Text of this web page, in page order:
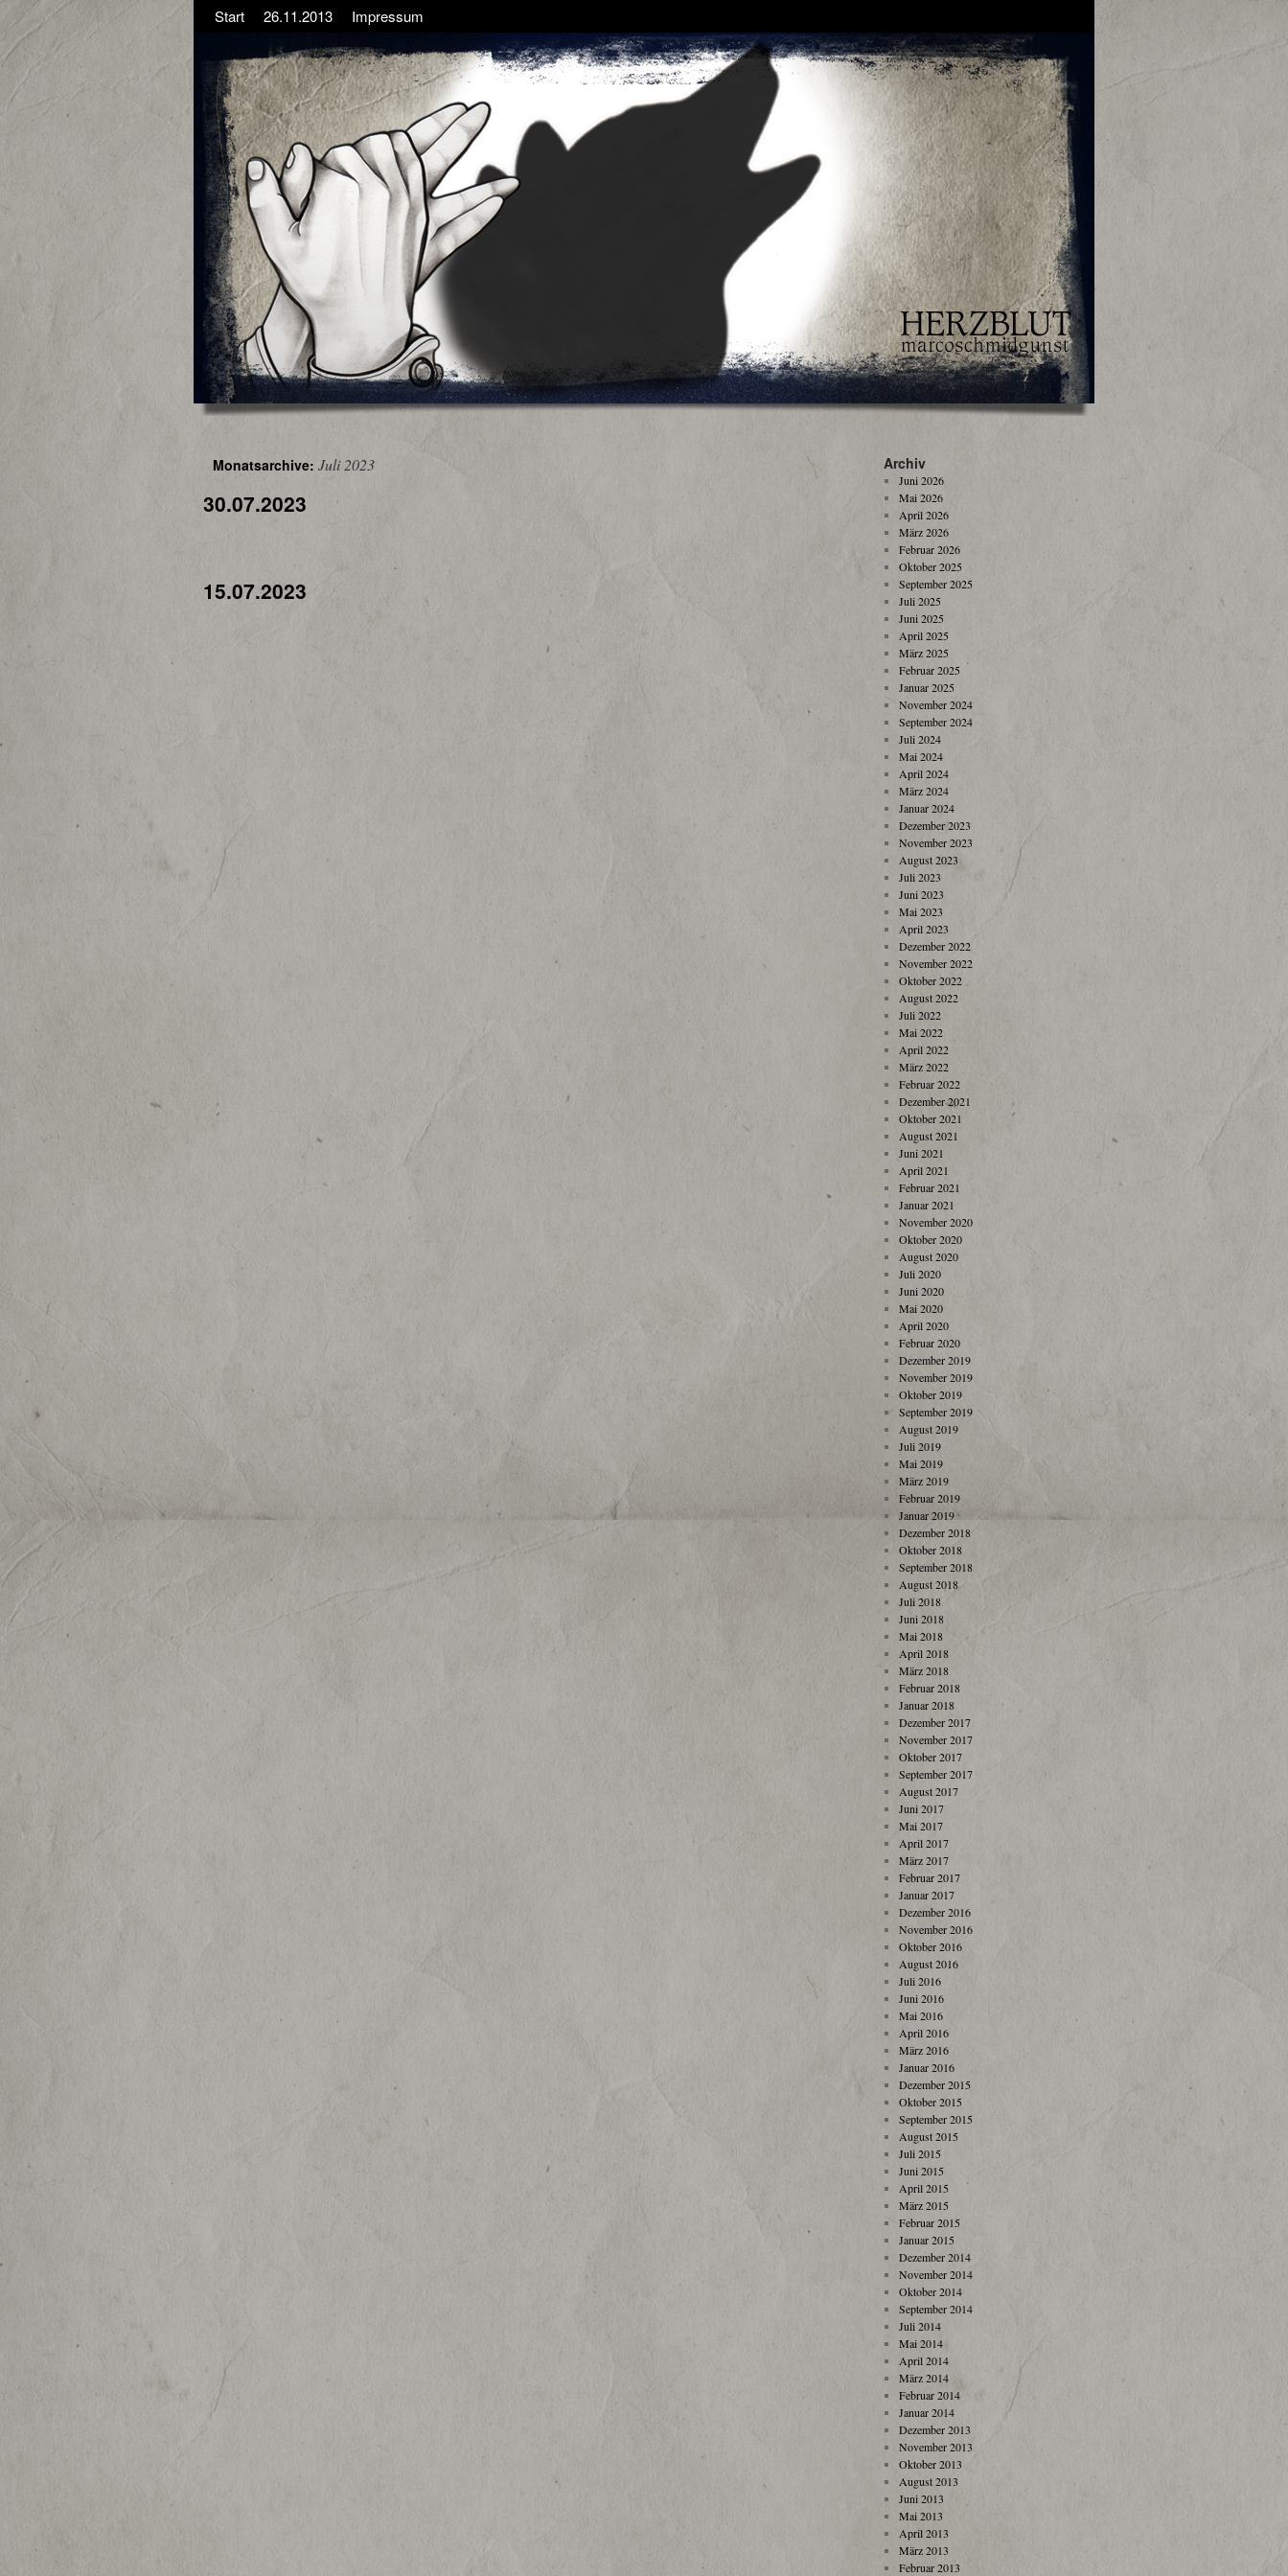
Start 26.11.2013 Impressum
Monatsarchive: Juli 2023
30.07.2023
15.07.2023
Archiv
Juni 2026
Mai 2026
April 2026
März 2026
Februar 2026
Oktober 2025
September 2025
Juli 2025
Juni 2025
April 2025
März 2025
Februar 2025
Januar 2025
November 2024
September 2024
Juli 2024
Mai 2024
April 2024
März 2024
Januar 2024
Dezember 2023
November 2023
August 2023
Juli 2023
Juni 2023
Mai 2023
April 2023
Dezember 2022
November 2022
Oktober 2022
August 2022
Juli 2022
Mai 2022
April 2022
März 2022
Februar 2022
Dezember 2021
Oktober 2021
August 2021
Juni 2021
April 2021
Februar 2021
Januar 2021
November 2020
Oktober 2020
August 2020
Juli 2020
Juni 2020
Mai 2020
April 2020
Februar 2020
Dezember 2019
November 2019
Oktober 2019
September 2019
August 2019
Juli 2019
Mai 2019
März 2019
Februar 2019
Januar 2019
Dezember 2018
Oktober 2018
September 2018
August 2018
Juli 2018
Juni 2018
Mai 2018
April 2018
März 2018
Februar 2018
Januar 2018
Dezember 2017
November 2017
Oktober 2017
September 2017
August 2017
Juni 2017
Mai 2017
April 2017
März 2017
Februar 2017
Januar 2017
Dezember 2016
November 2016
Oktober 2016
August 2016
Juli 2016
Juni 2016
Mai 2016
April 2016
März 2016
Januar 2016
Dezember 2015
Oktober 2015
September 2015
August 2015
Juli 2015
Juni 2015
April 2015
März 2015
Februar 2015
Januar 2015
Dezember 2014
November 2014
Oktober 2014
September 2014
Juli 2014
Mai 2014
April 2014
März 2014
Februar 2014
Januar 2014
Dezember 2013
November 2013
Oktober 2013
August 2013
Juni 2013
Mai 2013
April 2013
März 2013
Februar 2013